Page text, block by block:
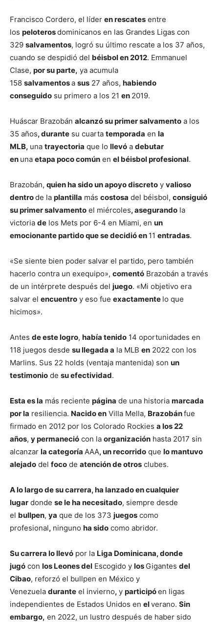
Francisco Cordero, el líder en rescates entre
los peloterosdominicanos en las Grandes Ligas con
329 salvamentos, logró su último rescate a los 37 años,
cuando se despidió del béisbol en 2012. Emmanuel
Clase, por su parte, ya acumula
158 salvamentosa sus 27 años, habiendo
conseguido su primero a los 21 en 2019.
Huáscar Brazobán alcanzó su primer salvamento a los
35 años, durante su cuarta temporada en la
MLB, una trayectoria que lo llevó a debutar
en una etapa poco común en el béisbol profesional.
Brazobán, quien ha sido un apoyo discreto y valioso
dentrode la plantilla más costosa del béisbol, consiguió
su primer salvamento el miércoles, asegurando la
victoria de los Mets por 6-4 en Miami, en un
emocionante partido que se decidió en 11 entradas.
«Se siente bien poder salvar el partido, pero también
hacerlo contra un exequipo», comentó Brazobán a través
de un intérprete después del juego. «Mi objetivo era
salvar el encuentro y eso fue exactamente lo que
hicimos».
Antes de este logro, había tenido 14 oportunidades en
118 juegos desde su llegada a la MLB en 2022 con los
Marlins. Sus 22 holds (ventaja mantenida) son un
testimonio de su efectividad.
Esta es la más reciente página de una historia marcada
por la resiliencia. Nacido en Villa Mella, Brazobánfue
firmado en 2012 por los Colorado Rockies a los 22
años, y permaneció con la organización hasta 2017 sin
alcanzar la categoría AAA, un recorrido que lo mantuvo
alejado del foco de atención de otros clubes.
A lo largo de su carrera, ha lanzado en cualquier
lugar donde se le ha necesitado, siempre desde
el bullpen, ya que de los 373 juegos como
profesional, ninguno ha sido como abridor.
Su carrera lo llevó por la Liga Dominicana, donde
jugó con los Leones del Escogido y los Gigantes del
Cibao, reforzó el bullpen en México y
Venezuela durante el invierno, y participóen ligas
independientes de Estados Unidos en elverano. Sin
embargo, en 2022, un lustro después de haber sido